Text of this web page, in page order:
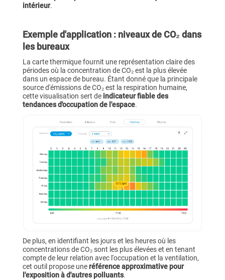
intérieur.
Exemple d'application : niveaux de CO₂ dans
les bureaux
La carte thermique fournit une représentation claire des
périodes où la concentration de CO₂ est la plus élevée
dans un espace de bureau. Étant donné que la principale
source d'émissions de CO₂ est la respiration humaine,
cette visualisation sert de indicateur fiable des
tendances d'occupation de l'espace.
De plus, en identifiant les jours et les heures où les
concentrations de CO₂ sont les plus élevées et en tenant
compte de leur relation avec l'occupation et la ventilation,
cet outil propose uneréférence approximative pour
l'exposition à d'autres polluants.